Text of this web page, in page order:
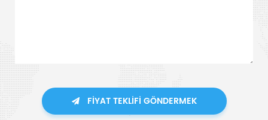
FIYAT TEKLIFI GÖNDERMEK